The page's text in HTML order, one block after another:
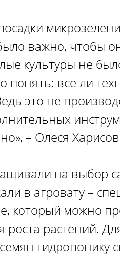
важно, чтобы
культуры не
все ли
это не
– Олеся
на выбор
в агровату –
который можно
роста растений.
гидропонику